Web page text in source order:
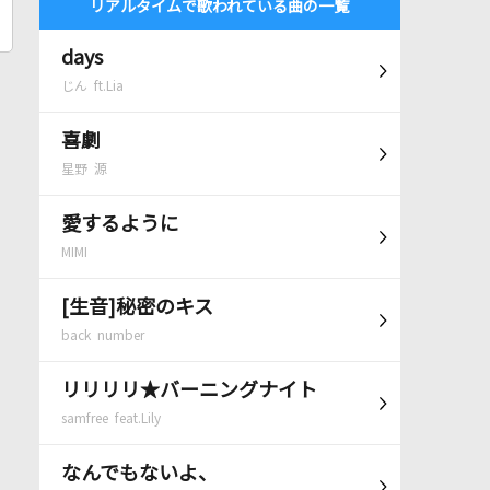
リアルタイムで歌われている曲の一覧
days
じん ft.Lia
喜劇
星野 源
愛するように
MIMI
[生音]秘密のキス
back number
リリリリ★バーニングナイト
samfree feat.Lily
なんでもないよ、